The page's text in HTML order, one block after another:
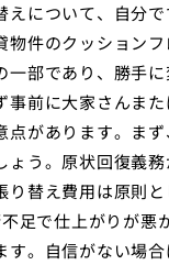
について、自分
件のクッション
部であり、勝手
前に大家さんま
があります。ま
う。原状回復義
替え費用は原則
足で仕上がりが悪
。自信がない場